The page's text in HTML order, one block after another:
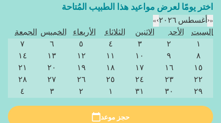
اختر يومًا لعرض مواعيد هذا الطبيب المُتاحة
«
‹أغسطس ٢٠٢٦ ›
»
السبت
الأحد الاثنين الثلاثاء الأربعاء الخميس الجمعة
١
٢ ٣ ٤ ٥ ٦
٧
٨
٩ ١٠ ١١ ١٢ ١٣
١٤
١٥
١٦ ١٧ ١٨ ١٩ ٢٠
٢١
٢٢
٢٣ ٢٤ ٢٥ ٢٦ ٢٧
٢٨
٢٩
٣٠ ٣١ ١ ٢ ٣ ٤
حجز موعد